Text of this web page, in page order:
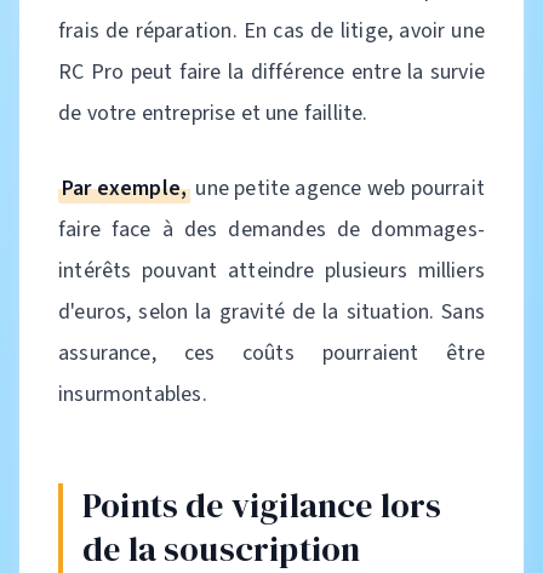
frais de réparation. En cas de litige, avoir une
RC Pro peut faire la différence entre la survie
de votre entreprise et une faillite.
Par exemple, une petite agence web pourrait
faire face à des demandes de dommages-
intérêts pouvant atteindre plusieurs milliers
d'euros, selon la gravité de la situation. Sans
assurance, ces coûts pourraient être
insurmontables.
Points de vigilance lors
de la souscription